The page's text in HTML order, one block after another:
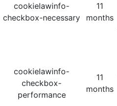
cookielawinfo-
checkbox-necessary
11
months
cookielawinfo-
checkbox-
performance
11
months